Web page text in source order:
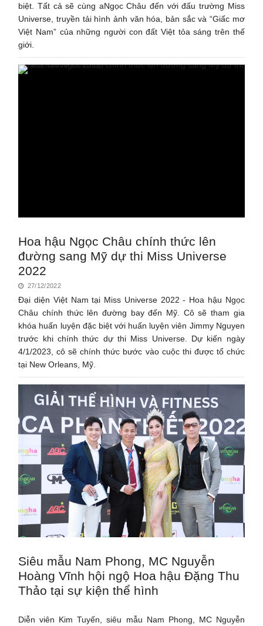
biệt. Tất cả sẽ cùng aNgọc Châu đến với đấu trường Miss
Universe, truyền tải hình ảnh văn hóa, bản sắc và “Giấc mơ
Việt Nam” của những người con đất Việt tỏa sáng trên thế
giới.
Hoa hậu Ngọc Châu chính thức lên
đường sang Mỹ dự thi Miss Universe
2022
27/12/2022
Đại diện Việt Nam tại Miss Universe 2022 - Hoa hậu Ngọc
Châu chính thức lên đường bay đến Mỹ. Cô sẽ tham gia
khóa huấn luyện đặc biệt với huấn luyện viên Jimmy Nguyen
trước khi chính thức dự thi Miss Universe. Dự kiến ngày
4/1/2023, cô sẽ chính thức bước vào cuộc thi được tổ chức
tại New Orleans, Mỹ.
Siêu mẫu Nam Phong, MC Nguyễn
Hoàng Vĩnh hội ngộ Hoa hậu Đặng Thu
Thảo tại sự kiện thể hình
Diễn viên Kim Tuyến, siêu mẫu Nam Phong, MC Nguyễn